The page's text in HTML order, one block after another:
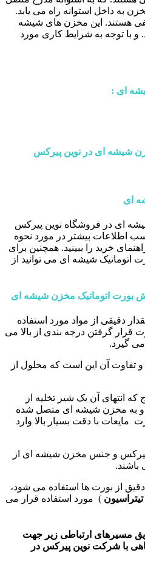
به داخل استوانه راه می یابد.
هستند. این مخزن های شیشه
و با توجه به شرایط کاری مورد
ای :
شیشه ای در نوین پیرکس
ای
ای در فروشگاه نوین پیرکس
اطلاعات بیشتر در مورد نحوه
خرید را ببینید. همچنین برای
اتوماتیک شیشه ای می توانید از
بورت اتوماتیک مخزن شیشه ای
دقیقی از مواد مورد استفاده
قرار گرفتن درجه بندی از بالا می
می گیرد.
و تفاوت آن این است که محلول از
که انتهای آن یک شیر تخلیه از
و به مخزن شیشه ای متصل شده
با دقت بسیار بالا وارد
پیرکس و جنس مخزن شیشه ای از
از بورت ها استفاده می شود،
تیتراسیون ) مورد استفاده قرار می
مسیرهای ارتباطی زیر جهت
با شرکت نوین پیرکس در